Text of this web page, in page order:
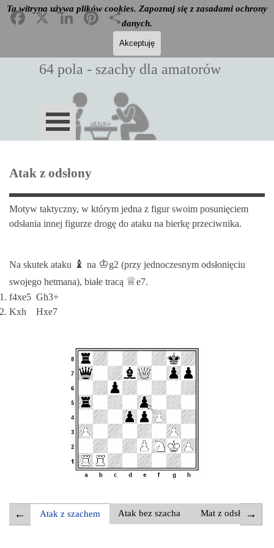
Ta witryna używa plików cookies. Zapoznaj się z zasadami ochrony
danych.
Akceptuję
Przejdź do treści
Pomiń menu
Gens una sumus
64 pola - szachy dla amatorów
Szukaj
Atak z odsłony
Motyw taktyczny, w którym jedna z figur swoim posunięciem
odsłania innej figurze drogę do ataku na bierkę przeciwnika.
Na skutek ataku ♝ na ♔g2 (przy jednoczesnym odsłonięciu
swojego hetmana), białe tracą ♕e7.
f4xe5 Gh3+
Kxh Hxe7
Atak z szachem Atak bez szacha Mat z odsłony
Facebook
X LinkedInPinterestPodziel
się